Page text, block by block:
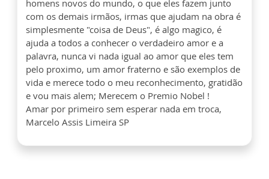
homens novos do mundo, o que eles fazem junto
com os demais irmãos, irmas que ajudam na obra é
simplesmente "coisa de Deus", é algo magico, é
ajuda a todos a conhecer o verdadeiro amor e a
palavra, nunca vi nada igual ao amor que eles tem
pelo proximo, um amor fraterno e são exemplos de
vida e merece todo o meu reconhecimento, gratidão
e vou mais alem; Merecem o Premio Nobel !
Amar por primeiro sem esperar nada em troca,
Marcelo Assis Limeira SP